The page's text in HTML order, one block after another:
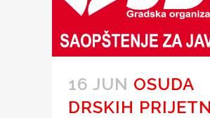
16 JUN OSUDA
DRSKIH